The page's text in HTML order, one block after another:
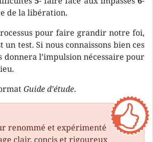
de la libération.
pour faire grandir notre foi,
un test. Si nous connaissons bien ces
donnera l’impulsion nécessaire pour
Guide d’étude.
renommé et expérimenté
clair, concis et rigoureux